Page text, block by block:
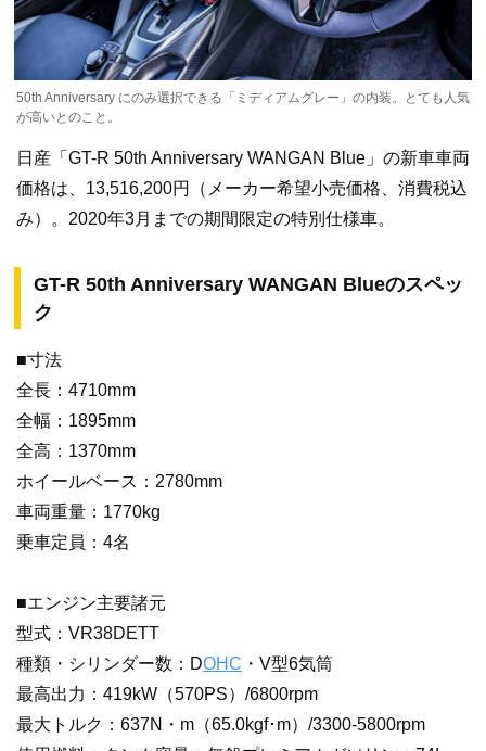
50th Anniversary にのみ選択できる「ミディアムグレー」の内装。とても人気
が高いとのこと。
日産「GT-R 50th Anniversary WANGAN Blue」の新車車両
価格は、13,516,200円（メーカー希望小売価格、消費税込
み）。2020年3月までの期間限定の特別仕様車。
GT-R 50th Anniversary WANGAN Blueのスペッ
ク
■寸法
全長：4710mm
全幅：1895mm
全高：1370mm
ホイールベース：2780mm
車両重量：1770kg
乗車定員：4名
■エンジン主要諸元
型式：VR38DETT
種類・シリンダー数：DOHC ・V型6気筒
最高出力：419kW（570PS）/6800rpm
最大トルク：637N・m（65.0kgf･m）/3300-5800rpm